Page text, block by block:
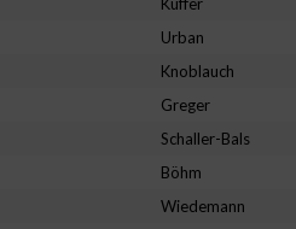
Urban
Knoblauch
Greger
Schaller-Bals
Böhm
Wiedemann
zur Personalisierung von Inhalten